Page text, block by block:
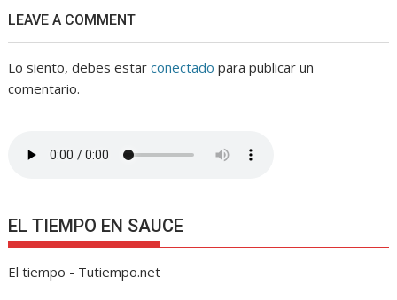
LEAVE A COMMENT
Lo siento, debes estarconectado para publicar un
comentario.
EL TIEMPO EN SAUCE
El tiempo - Tutiempo.net